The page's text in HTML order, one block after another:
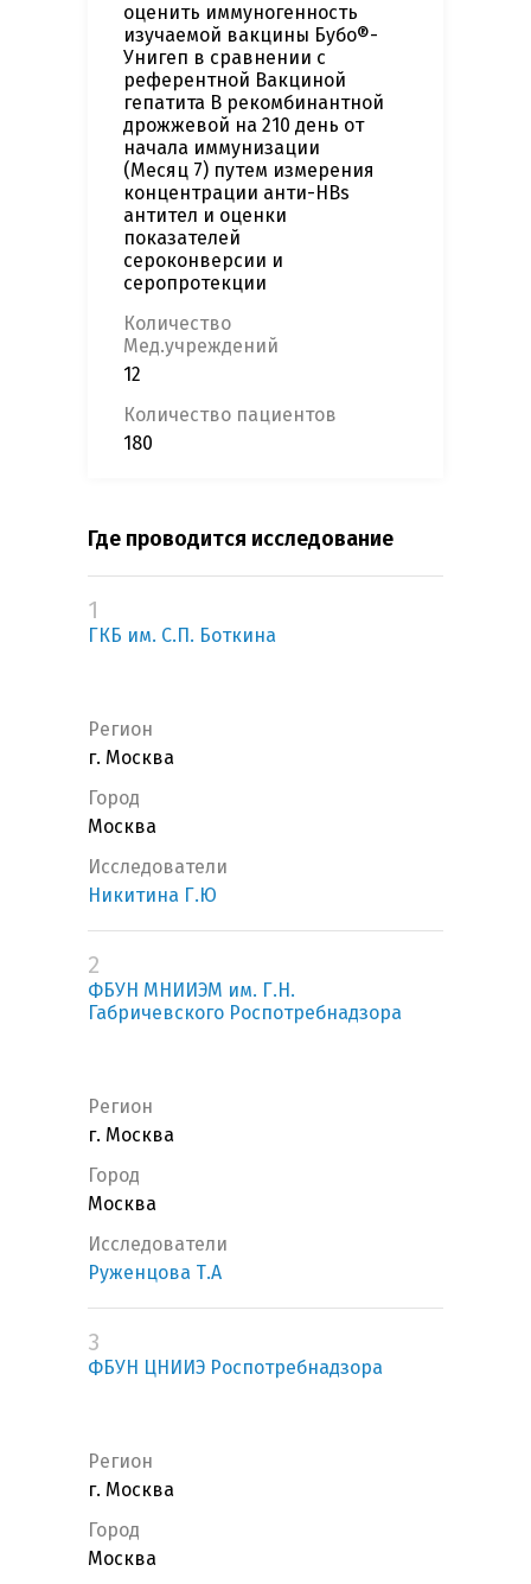
оценить иммуногенность
изучаемой вакцины Бубо®-
Унигеп в сравнении с
референтной Вакциной
гепатита B рекомбинантной
дрожжевой на 210 день от
начала иммунизации
(Месяц 7) путем измерения
концентрации анти-HBs
антител и оценки
показателей
сероконверсии и
серопротекции
Количество
Мед.учреждений
12
Количество пациентов
180
Где проводится исследование
1
ГКБ им. С.П. Боткина
Регион
г. Москва
Город
Москва
Исследователи
Никитина Г.Ю
2
ФБУН МНИИЭМ им. Г.Н.
Габричевского Роспотребнадзора
Регион
г. Москва
Город
Москва
Исследователи
Руженцова Т.А
3
ФБУН ЦНИИЭ Роспотребнадзора
Регион
г. Москва
Город
Москва